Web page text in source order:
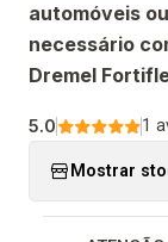
automóveis
necessário
Dremel
5.0 1
Mostrar